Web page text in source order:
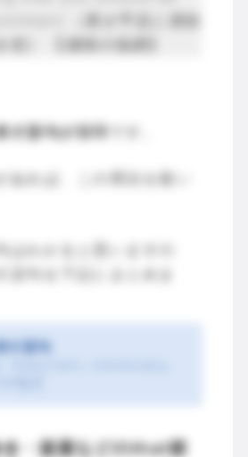
す語句が目印
はわかると思いますの
語句を下記にまとめま
す語句
・提案などのthat節